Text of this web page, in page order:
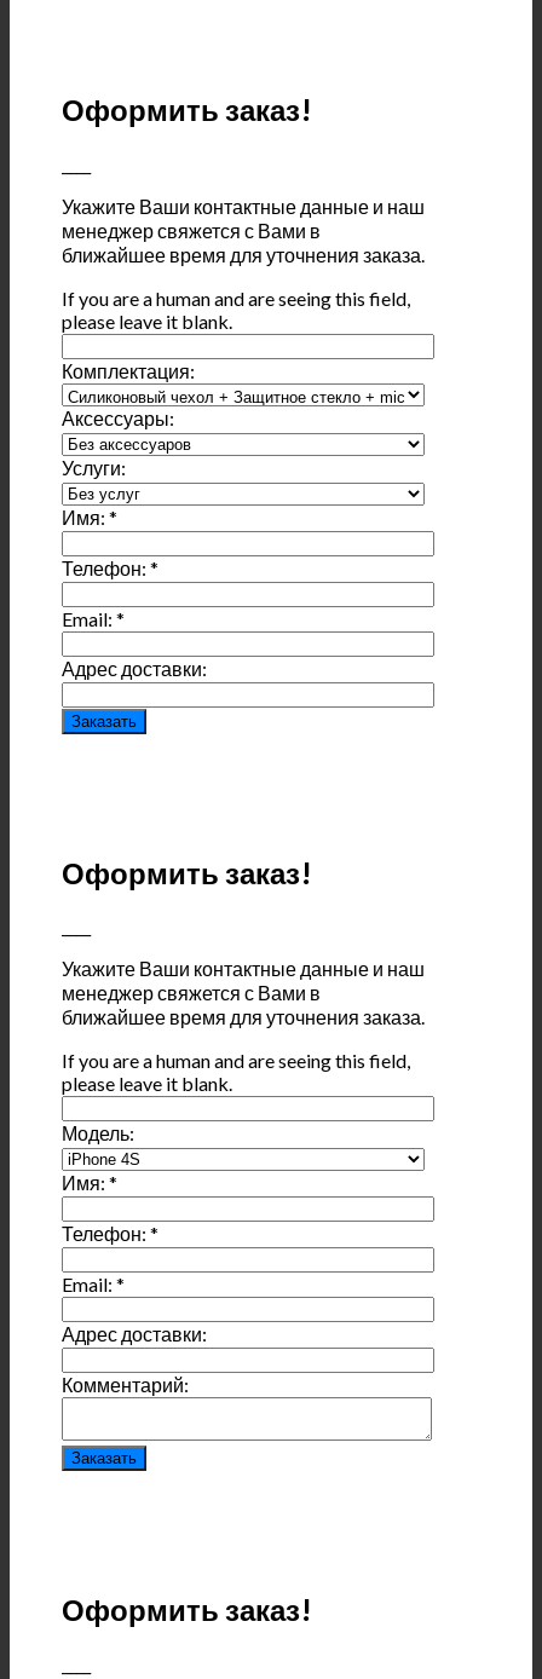
Оформить заказ!
Укажите Ваши контактные данные и наш
менеджер свяжется с Вами в
ближайшее время для уточнения заказа.
If you are a human and are seeing this field,
please leave it blank.
Комплектация:
Аксессуары:
Услуги:
Имя:*
Телефон:*
Email:*
Адрес доставки:
Оформить заказ!
Укажите Ваши контактные данные и наш
менеджер свяжется с Вами в
ближайшее время для уточнения заказа.
If you are a human and are seeing this field,
please leave it blank.
Модель:
Имя:*
Телефон:*
Email:*
Адрес доставки:
Комментарий:
Оформить заказ!